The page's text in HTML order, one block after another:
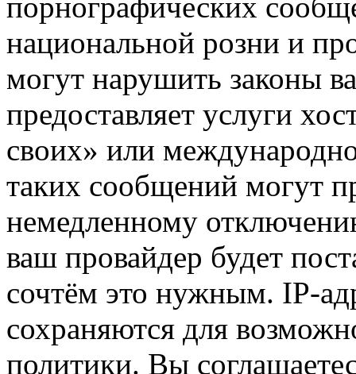
национальной розни и
могут нарушить законы
предоставляет услуги
своих» или
таких сообщений могут
немедленному
ваш провайдер будет
сочтём это нужным. IP-
сохраняются для
политики. Вы